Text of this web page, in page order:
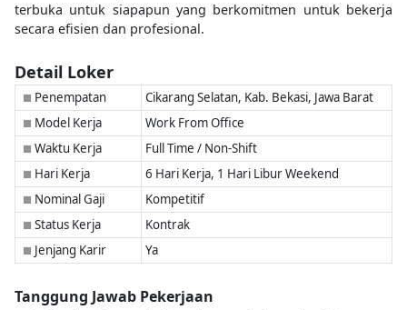
terbuka untuk siapapun yang berkomitmen untuk bekerja
secara efisien dan profesional.
Detail Loker
■ Penempatan Cikarang Selatan, Kab. Bekasi, Jawa Barat
■ Model Kerja Work From Office
■ Waktu Kerja Full Time / Non-Shift
■ Hari Kerja 6 Hari Kerja, 1 Hari Libur Weekend
■ Nominal Gaji Kompetitif
■ Status Kerja Kontrak
■ Jenjang Karir Ya
Tanggung Jawab Pekerjaan